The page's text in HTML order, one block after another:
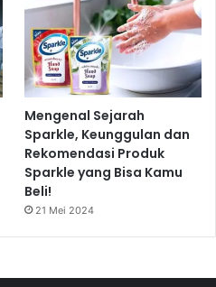
Mengenal Sejarah
Sparkle, Keunggulan dan
Rekomendasi Produk
Sparkle yang Bisa Kamu
Beli!
21 Mei 2024